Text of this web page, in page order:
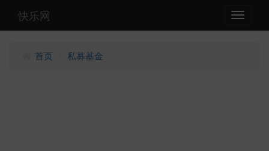
Toggle
快乐网
首页 私募基金